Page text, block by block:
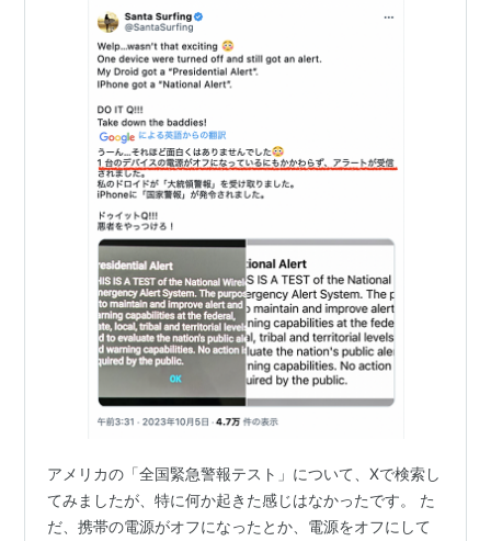
アメリカの「全国緊急警報テスト」について、Xで検索し
てみましたが、特に何か起きた感じはなかったです。 た
だ、携帯の電源がオフになったとか、電源をオフにして